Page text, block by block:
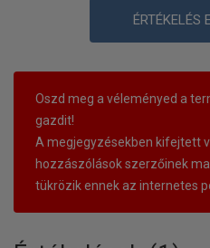
ÉRTÉKELÉS
Oszd meg a véleményed a
gazdit!
A megjegyzésekben kifejtett
hozzászólások szerzőinek
tükrözik ennek az internetes